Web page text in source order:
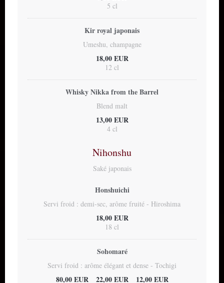
5 cl
Kir royal japonais
Umeshu, champagne
18,00 EUR
12 cl
Whisky Nikka from the Barrel
Blend malt
13,00 EUR
4 cl
Nihonshu
Saké japonais
Honshuichi
Servi froid : demi-sec, arôme fruité - Hiroshima
18,00 EUR
18 cl
Sohomaré
Servi froid : arôme élégant et dense - Tochigi
80,00 EUR 22,00 EUR 12,00 EUR